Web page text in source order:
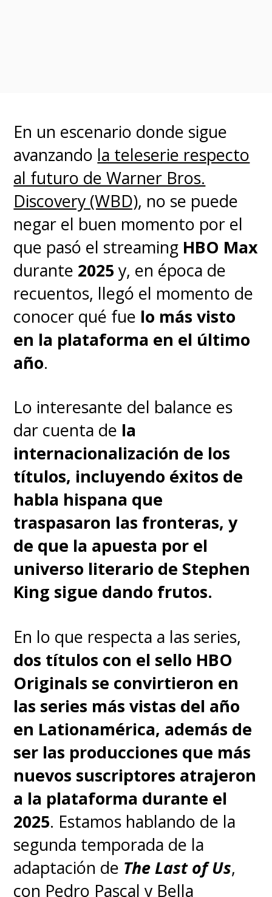
Muschietti.
Fuchs y Brad Caleb
Kane (Tokyo Vice,
Warrior) compartirán labores
deshowrunners en este
proyecto. Si bien será una
precuela, no se entregaron
detalles de la trama.Solo se
anticipó que "expandirá la
visión" presentada en las dos
Pueden ver a continuación
elreelcompleto de las
novedades de 2024/2025 del
streaming de Warner Bros.
Discovery, encabezadas por
nuestro Pedro Pascal.
En un escenario donde sigue
avanzando la teleserie respecto
al futuro de Warner Bros.
Discovery (WBD), no se puede
negar el buen momento por el
que pasó el streaming HBO Max
durante 2025 y, en época de
recuentos, llegó el momento de
conocer qué fue lo más visto
en la plataforma en el último
año.
Lo interesante del balance es
dar cuenta de la
internacionalización de los
títulos, incluyendo éxitos de
habla hispana que
traspasaron las fronteras, y
de que la apuesta por el
universo literario de Stephen
King sigue dando frutos.
En lo que respecta a las series,
dos títulos con el sello HBO
Originals se convirtieron en
las series más vistas del año
en Lationamérica, además de
ser las producciones que más
nuevos suscriptores atrajeron
a la plataforma durante el
2025. Estamos hablando de la
segunda temporada de la
adaptación de The Last of Us,
con Pedro Pascal y Bella